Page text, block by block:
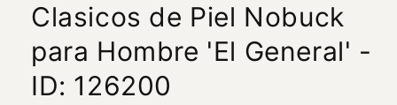
modal
Clasicos de Piel Nobuck
para Hombre 'El General' -
ID: 126200